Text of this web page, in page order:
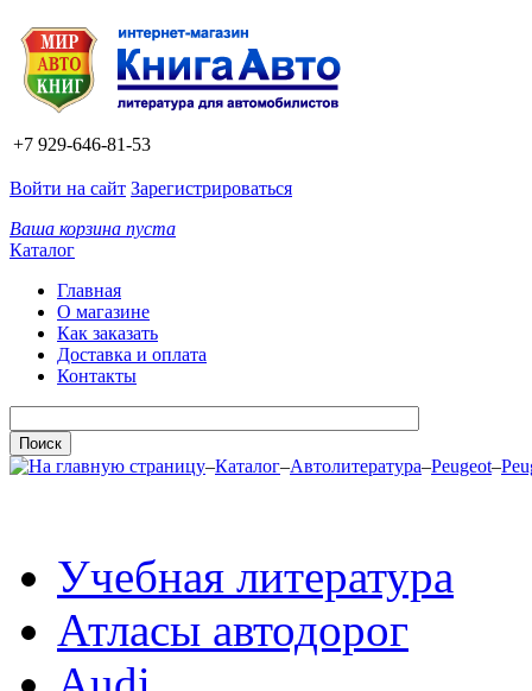
+7 929-646-81-53
Войти на сайт Зарегистрироваться
Ваша корзина пуста
Каталог
Главная
О магазине
Как заказать
Доставка и оплата
Контакты
–Каталог–Автолитература–Peugeot–
Учебная литература
Атласы автодорог